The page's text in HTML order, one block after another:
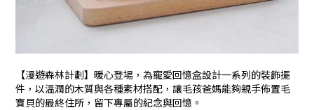
【漫遊森林計劃】暖心登場，為寵愛回憶盒設計一系列的裝飾擺
件，以溫潤的木質與各種素材搭配，讓毛孩爸媽能夠親手佈置毛
寶貝的最終住所，留下專屬的紀念與回憶。